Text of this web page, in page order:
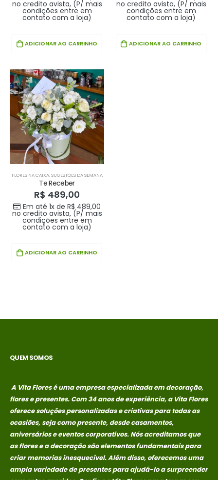
no credito avista, (P/ mais
condições entre em
contato com a loja)
ADICIONAR AO CARRINHO
no credito avista, (P/ mais
condições entre em
contato com a loja)
ADICIONAR AO CARRINHO
FLORES NA CAIXA,SUGESTÕES DA SEMANA
Te Receber
R$ 489,00
Em até 1x de R$ 489,00
no credito avista, (P/ mais
condições entre em
contato com a loja)
ADICIONAR AO CARRINHO
QUEM SOMOS
A Vita Flores é uma empresa especializada em decoração,
flores e presentes. Com 34 anos de experiência, a Vita Flores
oferece soluções personalizadas e criativas para todas as
ocasiões, seja como presente, desde casamentos,
aniversários e eventos corporativos. Nós acreditamos que
as flores e a decoração são elementos fundamentais para
criar memoriasinesquecível. Além disso, oferecemos uma
ampla variedade de presentes para ajudá-lo a surpreender